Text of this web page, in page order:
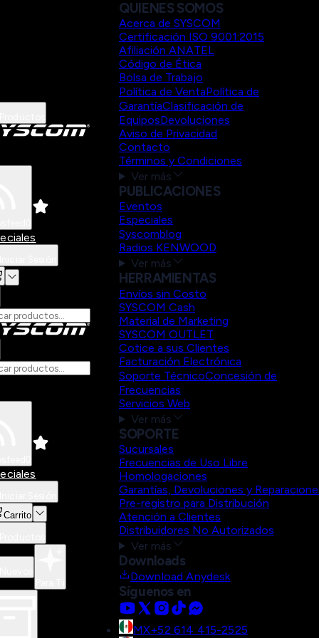
Carrito
QUIENES SOMOS
Acerca de SYSCOM
Certificación ISO 9001:2015
Afiliación ANATEL
Código de Ética
Bolsa de Trabajo
Política de VentaPolítica de
GarantíaClasificación de
EquiposDevoluciones
Aviso de Privacidad
Contacto
Términos y Condiciones
Ver más
PUBLICACIONES
Eventos
Especiales
Syscomblog
Radios KENWOOD
Ver más
HERRAMIENTAS
Envíos sin Costo
SYSCOM Cash
Material de Marketing
SYSCOM OUTLET
Cotice a sus Clientes
Facturación Electrónica
Soporte TécnicoConcesión de
Frecuencias
Servicios Web
Ver más
SOPORTE
Sucursales
Frecuencias de Uso Libre
Homologaciones
Garantías, Devoluciones y
Pre-registro para Distribución
Atención a Clientes
Distribuidores No Autorizados
Ver más
Downloads
Download Anydesk
Síguenos en
MX+52 614 415-2525